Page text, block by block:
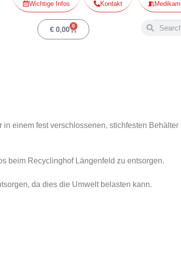
€0,00 0
Kontakt
Wichtige Infos
einem fest verschlossenen, stichfesten
beim Recyclinghof Längenfeld zu entsorgen.
da dies die Umwelt belasten kann.